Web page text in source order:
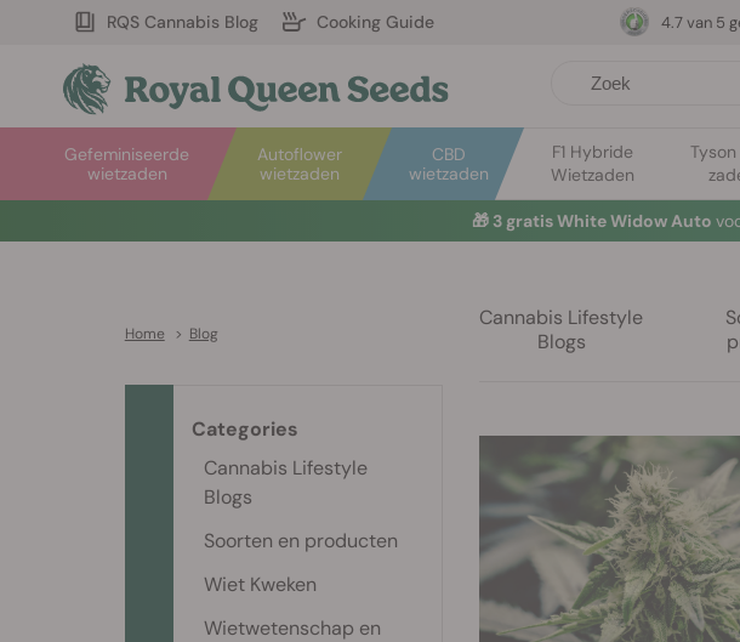
RQS Cannabis Blog Cooking Guide
Autoflower
wietzaden
Gefeminiseerde
wietzaden
CBD
wietzaden
F1 Hybride
Wietzaden
4.7 van 5
🎁 3 gratis White Widow Auto
Home > Blog
Cannabis Lifestyle
Blogs
Categories
Cannabis Lifestyle
Blogs
Soorten en producten
Wiet Kweken
Wietwetenschap en